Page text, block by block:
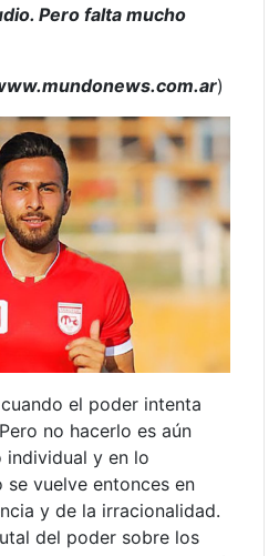
Pero falta mucho
)
el poder intenta
no hacerlo es aún
individual y en lo
vuelve entonces en
y de la irracionalidad.
del poder sobre los